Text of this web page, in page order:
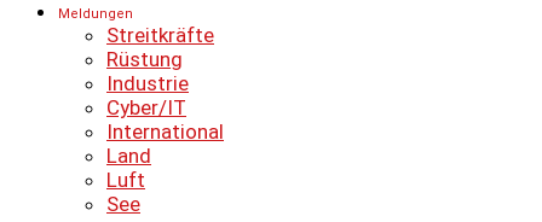
Meldungen
Streitkräfte
Rüstung
Industrie
Cyber/IT
International
Land
Luft
See